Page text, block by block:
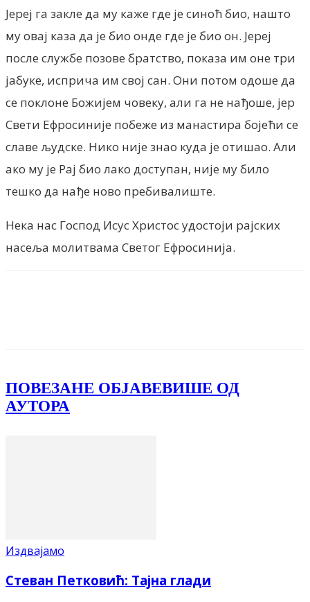
Јереј га закле да му каже где је синоћ био, нашто
му овај каза да је био онде где је био он. Јереј
после службе позове братство, показа им оне три
јабуке, исприча им свој сан. Они потом одоше да
се поклоне Божијем човеку, али га не нађоше, јер
Свети Ефросиније побеже из манастира бојећи се
славе људске. Нико није знао куда је отишао. Али
ако му је Рај био лако доступан, није му било
тешко да нађе ново пребивалиште.
Нека нас Господ Исус Христос удостоји рајских
насеља молитвама Светог Ефросинија.
ПОВЕЗАНЕ ОБЈАВЕВИШЕ ОД
АУТОРА
Издвајамо
Стеван Петковић: Тајна глади